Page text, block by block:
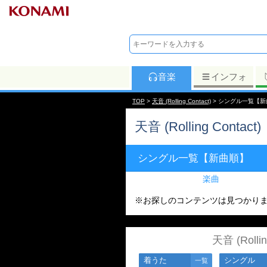
音楽 インフォ
TOP > 天音 (Rolling Contact) > シングル一覧【新
天音 (Rolling Contact)
シングル一覧【新曲順】
楽曲
※お探しのコンテンツは見つかりま
天音
着うた 一覧 シングル